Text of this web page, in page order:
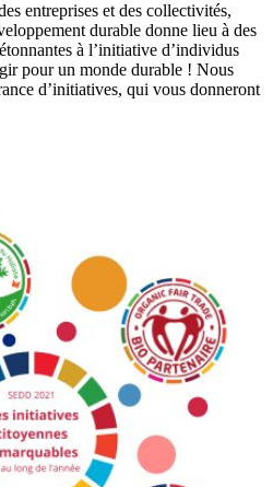
entreprises et des collectivités,
durable donne lieu à des
à l’initiative d’individus
pour un monde durable ! Nous
d’initiatives, qui vous donneront